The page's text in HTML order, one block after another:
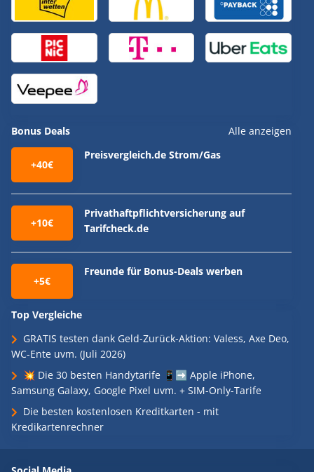
Bonus Deals Alle anzeigen
+40€
Preisvergleich.de Strom/Gas
+10€
Privathaftpflichtversicherung auf
Tarifcheck.de
+5€
Freunde für Bonus-Deals werben
Top Vergleiche
GRATIS testen dank Geld-Zurück-Aktion: Valess, Axe Deo,
WC-Ente uvm. (Juli 2026)
💥 Die 30 besten Handytarife 📱➡️ Apple iPhone,
Samsung Galaxy, Google Pixel uvm. + SIM-Only-Tarife
Die besten kostenlosen Kreditkarten - mit
Kredikartenrechner